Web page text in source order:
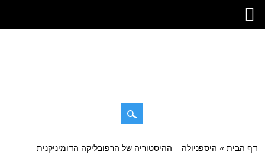
תפריט ראשי
דילוג
דף הבית » היספניולה – ההיסטוריה של הרפובליקה הדומיניקנית